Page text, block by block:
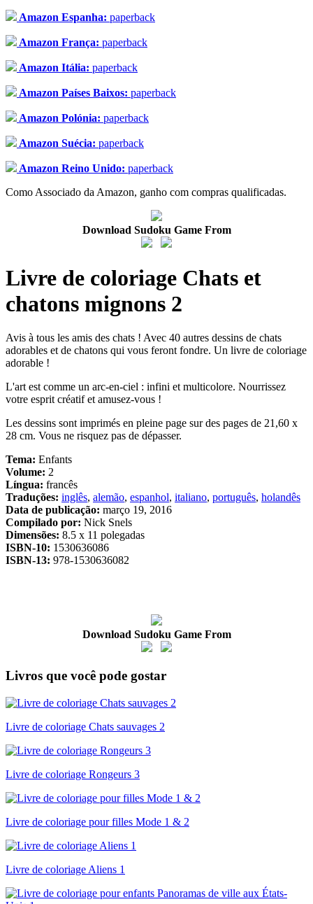
Amazon Espanha: paperback
Amazon França: paperback
Amazon Itália: paperback
Amazon Países Baixos: paperback
Amazon Polónia: paperback
Amazon Suécia: paperback
Amazon Reino Unido: paperback
Como Associado da Amazon, ganho com compras qualificadas.
Download Sudoku Game From
Livre de coloriage Chats et
chatons mignons 2
Avis à tous les amis des chats ! Avec 40 autres dessins de chats
adorables et de chatons qui vous feront fondre. Un livre de coloriage
adorable !
L'art est comme un arc-en-ciel : infini et multicolore. Nourrissez
votre esprit créatif et amusez-vous !
Les dessins sont imprimés en pleine page sur des pages de 21,60 x
28 cm. Vous ne risquez pas de dépasser.
Tema: Enfants
Volume: 2
Língua: francês
Traduções: inglês, alemão, espanhol, italiano, português, holandês
Data de publicação: março 19, 2016
Compilado por: Nick Snels
Dimensões: 8.5 x 11 polegadas
ISBN-10: 1530636086
ISBN-13: 978-1530636082
Download Sudoku Game From
Livros que você pode gostar
Livre de coloriage Chats sauvages 2
Livre de coloriage Rongeurs 3
Livre de coloriage pour filles Mode 1 & 2
Livre de coloriage Aliens 1